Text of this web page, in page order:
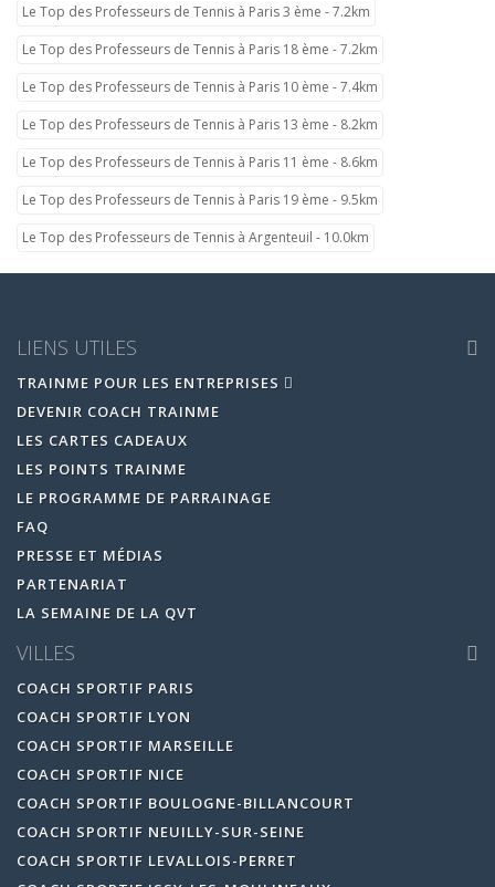
Le Top des Professeurs de Tennis à Paris 3 ème - 7.2km
Le Top des Professeurs de Tennis à Paris 18 ème - 7.2km
Le Top des Professeurs de Tennis à Paris 10 ème - 7.4km
Le Top des Professeurs de Tennis à Paris 13 ème - 8.2km
Le Top des Professeurs de Tennis à Paris 11 ème - 8.6km
Le Top des Professeurs de Tennis à Paris 19 ème - 9.5km
Le Top des Professeurs de Tennis à Argenteuil - 10.0km
LIENS UTILES
TRAINME POUR LES ENTREPRISES
DEVENIR COACH TRAINME
LES CARTES CADEAUX
LES POINTS TRAINME
LE PROGRAMME DE PARRAINAGE
FAQ
PRESSE ET MÉDIAS
PARTENARIAT
LA SEMAINE DE LA QVT
VILLES
COACH SPORTIF PARIS
COACH SPORTIF LYON
COACH SPORTIF MARSEILLE
COACH SPORTIF NICE
COACH SPORTIF BOULOGNE-BILLANCOURT
COACH SPORTIF NEUILLY-SUR-SEINE
COACH SPORTIF LEVALLOIS-PERRET